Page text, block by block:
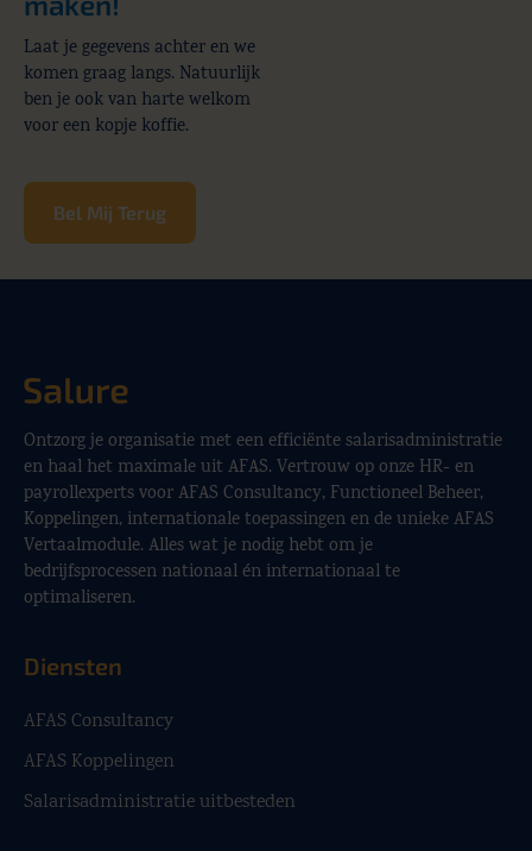
Laat je gegevens achter en we
komen graag langs. Natuurlijk
ben je ook van harte welkom
voor een kopje koffie.
Bel Mij Terug
Ontzorg je organisatie met een efficiënte salarisadministratie
en haal het maximale uit AFAS. Vertrouw op onze HR- en
payrollexperts voor AFAS Consultancy, Functioneel Beheer,
Koppelingen, internationale toepassingen en de unieke AFAS
Vertaalmodule. Alles wat je nodig hebt om je
bedrijfsprocessen nationaal én internationaal te
optimaliseren.
Diensten
AFAS Consultancy
AFAS Koppelingen
Salarisadministratie uitbesteden